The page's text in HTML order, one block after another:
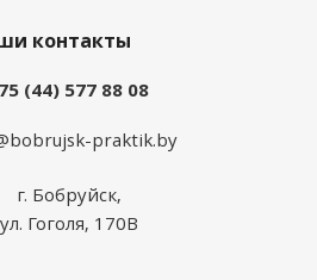
контакты
(44) 577 88 08
praktik.by
г. Бобруйск,
ул. Гоголя, 170В